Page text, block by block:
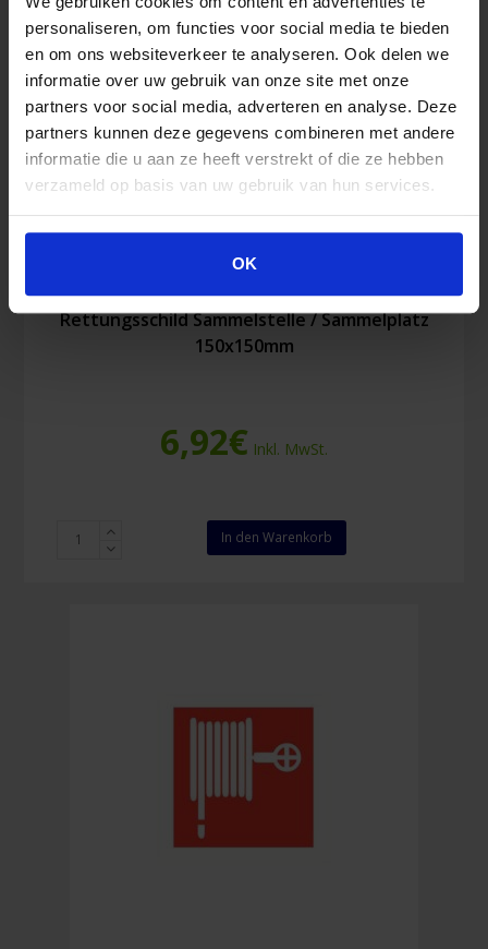
personaliseren, om functies voor social media te bieden
en om ons websiteverkeer te analyseren. Ook delen we
informatie over uw gebruik van onze site met onze
partners voor social media, adverteren en analyse. Deze
partners kunnen deze gegevens combineren met andere
informatie die u aan ze heeft verstrekt of die ze hebben
verzameld op basis van uw gebruik van hun services.
OK
lumineszierend
Menge
Rettungsschild Sammelstelle / Sammelplatz
150x150mm
6,92€ Inkl. MwSt.
Rettungsschild
Sammelstelle
In den Warenkorb